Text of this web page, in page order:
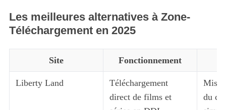
Les meilleures alternatives à Zone-
Téléchargement en 2025
Site Fonctionnement
Liberty Land
Téléchargement
direct de films et
Mise
du